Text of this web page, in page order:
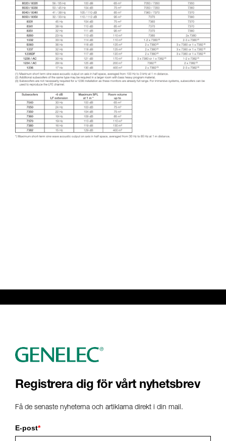
Registrera dig för vårt nyhetsbrev
Få de senaste nyheterna och artiklarna direkt i din mail.
E-post*